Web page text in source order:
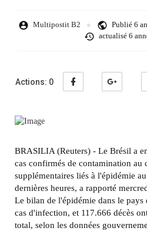
Multipostit B2 Publié 6
actualisé 6
Actions: 0
BRASILIA (Reuters) - Le Brésil a
cas confirmés de contamination au
supplémentaires liés à l'épidémie
dernières heures, a rapporté
Le bilan de l'épidémie dans le pays
cas d'infection, et 117.666 décès
total, selon les données